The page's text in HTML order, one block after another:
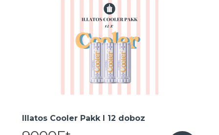
Illatos Cooler Pakk I 12 doboz